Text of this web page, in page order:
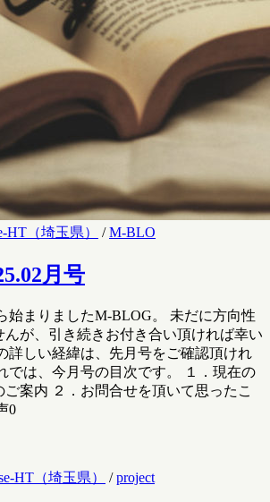
HT（埼玉県） /M-BLO
月号
始まりましたM-BLOG。 未だに方向性
んが、引き続きお付き合い頂ければ幸い
詳しい経緯は、先月号をご確認頂けれ
では、今月号の目次です。 １．現在の
案内 ２．お問合せを頂いて思ったこ
0
HT（埼玉県） /project